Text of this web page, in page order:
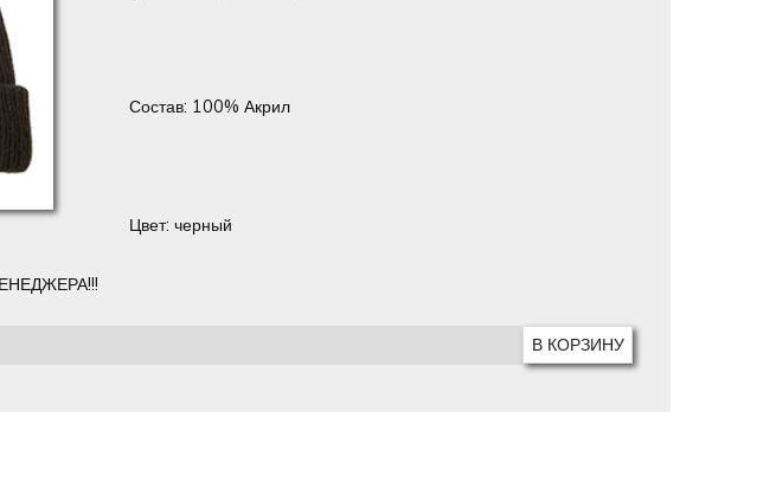
Состав: 100% Акрил
Цвет: черный